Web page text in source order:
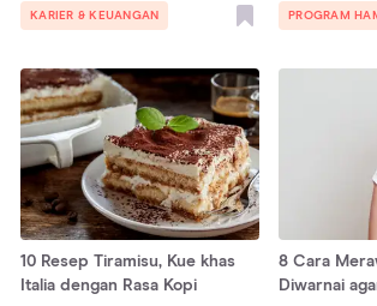
KARIER & KEUANGAN PROGRAM
10 Resep Tiramisu, Kue khas
Italia dengan Rasa Kopi
8 Cara
Diwarnai